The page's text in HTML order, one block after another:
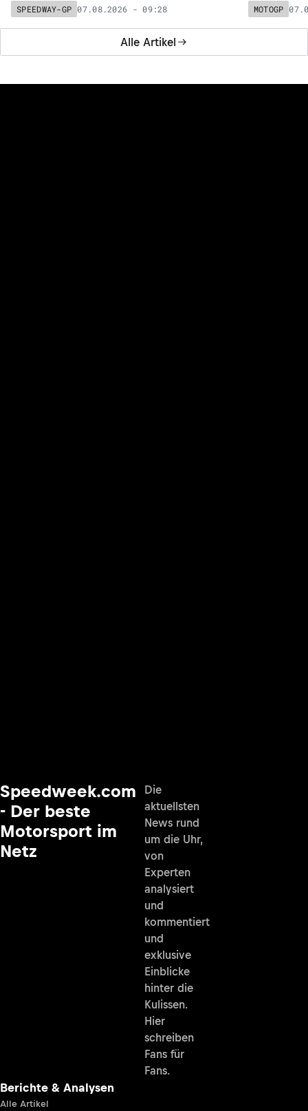
Alle Artikel
SPEEDWAY-GP 07.08.2026 - 09:28 MOTOGP
Speedweek.com
- Der beste
Motorsport im
Netz
Die
aktuellsten
News rund
um die Uhr,
von
Experten
analysiert
und
kommentiert
und
exklusive
Einblicke
hinter die
Kulissen.
Hier
schreiben
Fans für
Fans.
Berichte & Analysen
Alle Artikel